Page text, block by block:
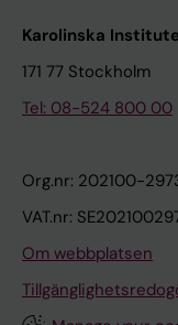
Karolinska
171 77 Stockholm
Tel: 08-524 800 00
Org.nr: 202100-
VAT.nr:
Om webbplatsen